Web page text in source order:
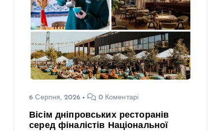
6 Серпня, 2026 0 Коментарі
Вісім дніпровських ресторанів
серед фіналістів Національної